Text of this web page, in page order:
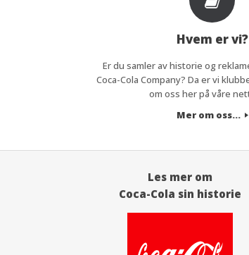
Hvem er vi?
Er du samler av historie og
Coca-Cola Company? Da er vi
om oss her på våre
Mer om oss...
Les mer om
Coca-Cola sin historie